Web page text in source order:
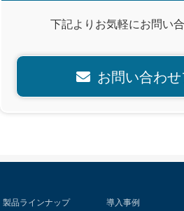
下記よりお気軽にお問い
お問い合わ
製品ラインナップ 導入事例